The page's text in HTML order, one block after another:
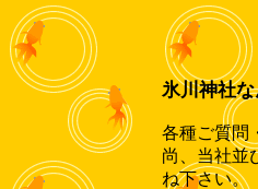
氷川神社
各種ご質問
尚、当社並
ね下さい。